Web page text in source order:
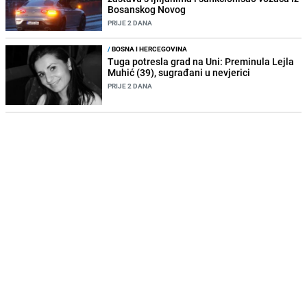
Bosanskog Novog
PRIJE 2 DANA
/BOSNA I HERCEGOVINA
Tuga potresla grad na Uni: Preminula Lejla
Muhić (39), sugrađani u nevjerici
PRIJE 2 DANA